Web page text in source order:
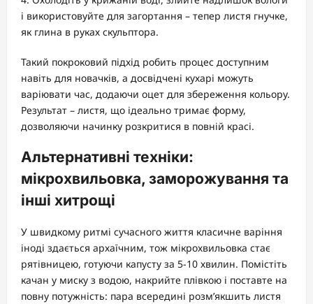
і використовуйте для загортання – тепер листя гнучке,
як глина в руках скульптора.
Такий покроковий підхід робить процес доступним
навіть для новачків, а досвідчені кухарі можуть
варіювати час, додаючи оцет для збереження кольору.
Результат – листя, що ідеально тримає форму,
дозволяючи начинку розкритися в повній красі.
Альтернативні техніки:
мікрохвильовка, заморожування та
інші хитрощі
У швидкому ритмі сучасного життя класичне варіння
іноді здається архаїчним, тож мікрохвильовка стає
рятівницею, готуючи капусту за 5-10 хвилин. Помістіть
качан у миску з водою, накрийте плівкою і поставте на
повну потужність: пара всередині розм’якшить листя